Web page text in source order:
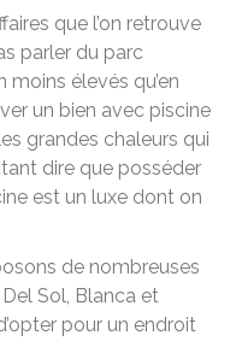
que l’on retrouve
parler du parc
élevés qu’en
un bien avec piscine
grandes chaleurs qui
dire que posséder
est un luxe dont on
de nombreuses
Sol, Blanca et
pour un endroit